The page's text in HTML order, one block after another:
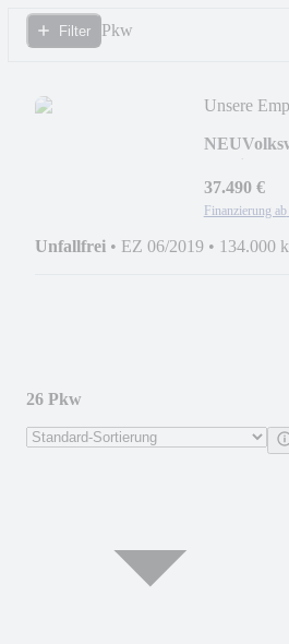
Filter Pkw
Unsere
NEU
37.490 €
Finanzierung ab
Unfallfrei • EZ 06/2019 • 134.000
26 Pkw